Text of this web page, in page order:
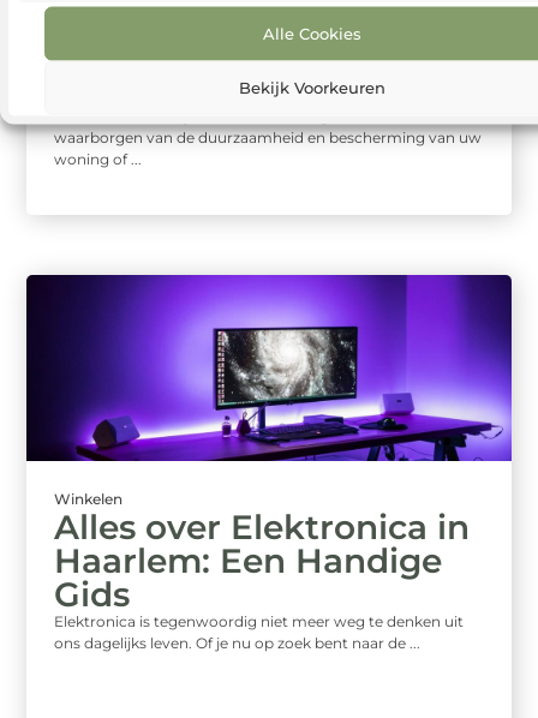
Alle Cookies
Bekijk Voorkeuren
Dakbedekking in
Enschede: Waar Moet U
Op Letten?
waarborgen van de duurzaamheid en bescherming van uw
woning of ...
Winkelen
Alles over Elektronica in
Haarlem: Een Handige
Gids
Elektronica is tegenwoordig niet meer weg te denken uit
ons dagelijks leven. Of je nu op zoek bent naar de ...